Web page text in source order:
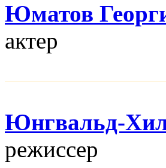
Юматов
актер
Юнгвальд-
режисcер